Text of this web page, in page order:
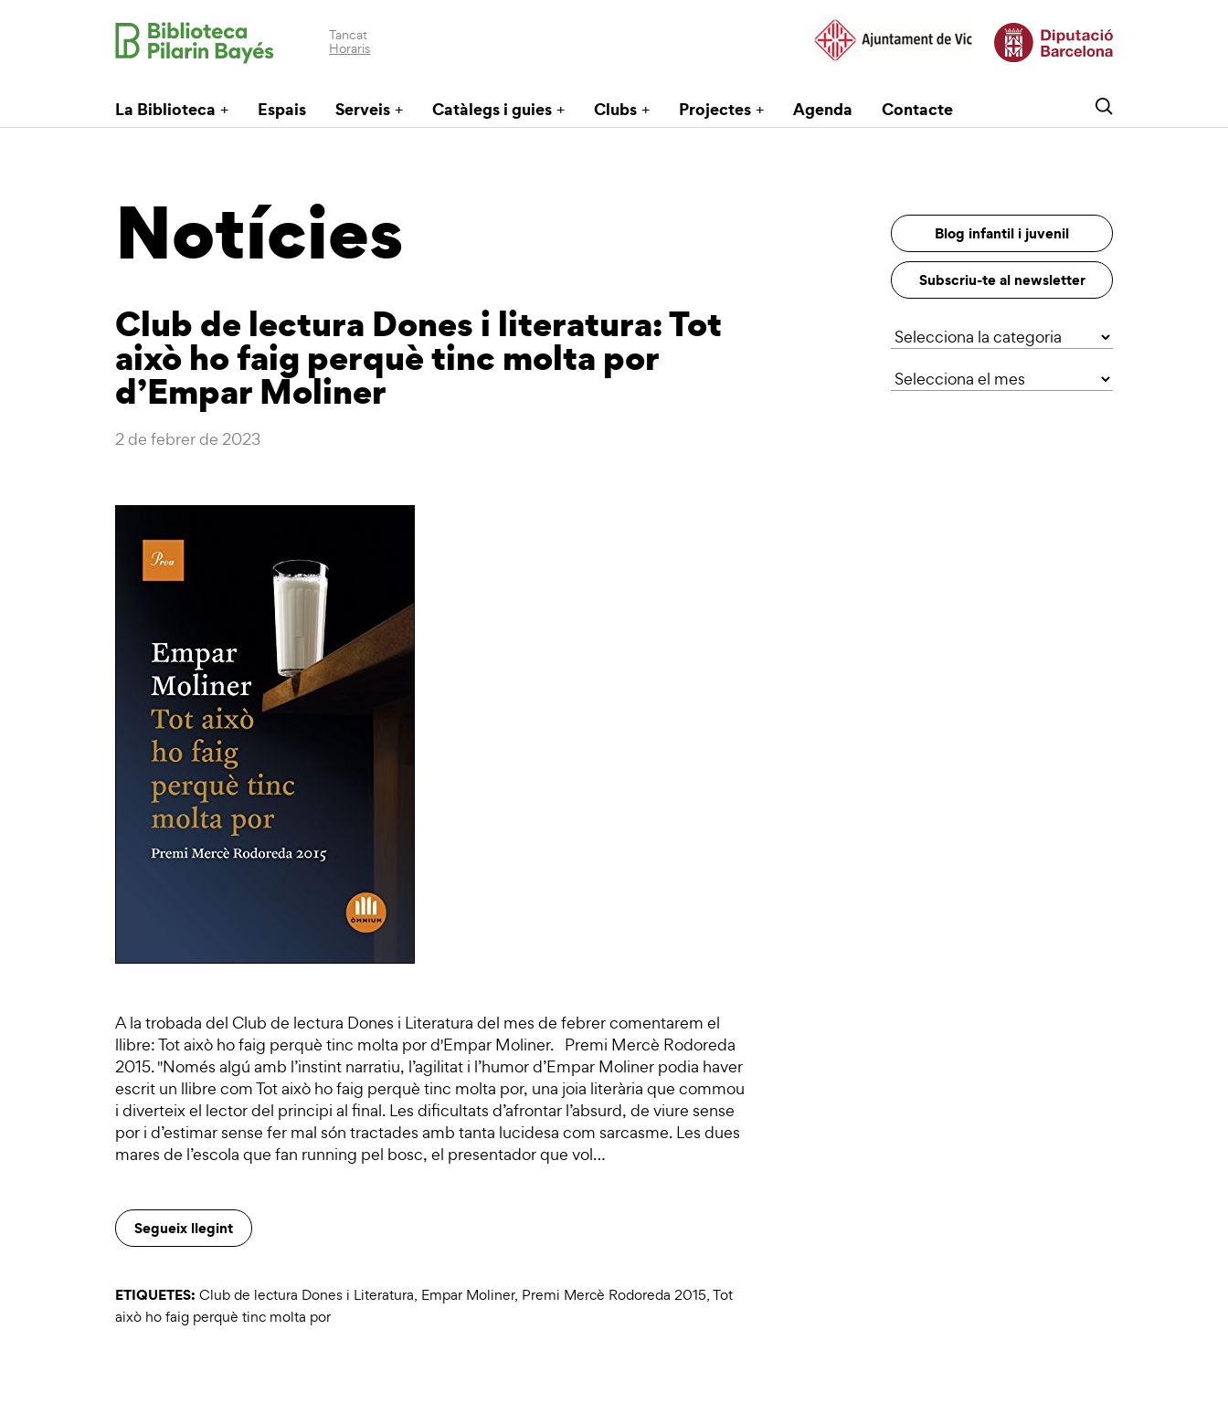
Tancat
Horaris
La Biblioteca Espais Serveis Catàlegs i guies Clubs Projectes Agenda Contacte
Notícies Blog infantil i juvenil
Subscriu-te al newsletter
Club de lectura Dones i literatura: Tot
això ho faig perquè tinc molta por
d’Empar Moliner
2 de febrer de 2023
A la trobada del Club de lectura Dones i Literatura del mes de febrer comentarem el
llibre: Tot això ho faig perquè tinc molta por d'Empar Moliner. Premi Mercè Rodoreda
2015. "Només algú amb l’instint narratiu, l’agilitat i l’humor d’Empar Moliner podia haver
escrit un llibre com Tot això ho faig perquè tinc molta por, una joia literària que commou
i diverteix el lector del principi al final. Les dificultats d’afrontar l’absurd, de viure sense
por i d’estimar sense fer mal són tractades amb tanta lucidesa com sarcasme. Les dues
mares de l’escola que fan running pel bosc, el presentador que vol…
Segueix llegint
ETIQUETES: Club de lectura Dones i Literatura, Empar Moliner, Premi Mercè Rodoreda 2015,Tot
això ho faig perquè tinc molta por
Categories